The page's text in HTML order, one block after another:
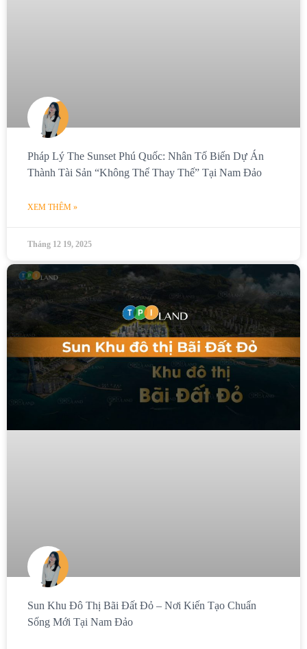
Pháp Lý The Sunset Phú Quốc: Nhân Tố Biến Dự Án
Thành Tài Sản “không Thể Thay Thế” Tại Nam Đảo
XEM THÊM »
Tháng 12 19, 2025
Sun Khu Đô Thị Bãi Đất Đỏ – Nơi Kiến Tạo Chuẩn
Sống Mới Tại Nam Đảo